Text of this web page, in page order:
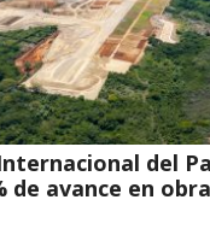
del
de avance en